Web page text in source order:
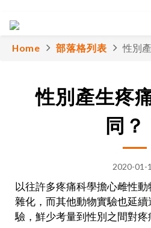
Home 部落格列表 性別
性別產生疼
同？
2020-01-
以往許多疼痛科學擔心雌性
雜化，而其他動物實驗也延
驗，鮮少考量到性別之間對疼